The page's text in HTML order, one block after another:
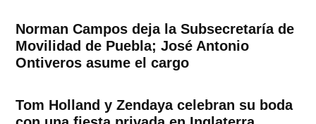
Norman Campos deja la Subsecretaría de
Movilidad de Puebla; José Antonio
Ontiveros asume el cargo
Tom Holland y Zendaya celebran su boda